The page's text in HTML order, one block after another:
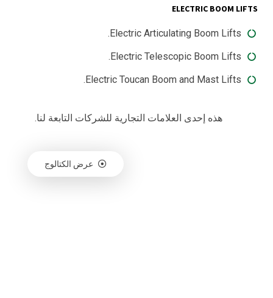
ELECTRIC BOOM LIFTS
Electric Articulating Boom Lifts.
Electric Telescopic Boom Lifts.
Electric Toucan Boom and Mast Lifts.
هذه إحدى العلامات التجارية للشركات التابعة لنا.
عرض الكتالوج